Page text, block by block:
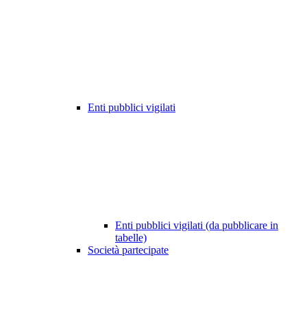
Enti pubblici vigilati
Enti pubblici vigilati (da pubblicare in
tabelle)
Società partecipate